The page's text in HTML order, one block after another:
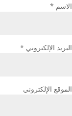
الاسم *
البريد الإلكتروني *
الموقع الإلكتروني